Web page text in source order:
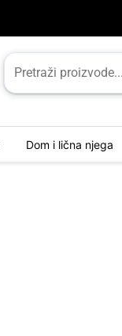
Dom i lična njega